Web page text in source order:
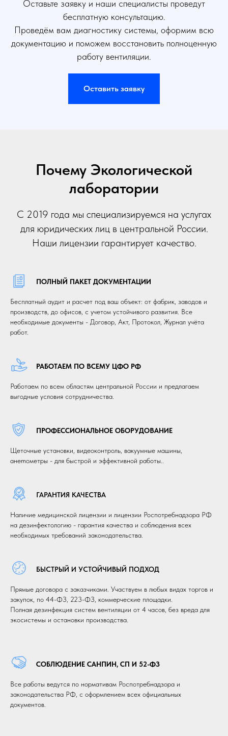
Оставьте заявку и наши специалисты проведут
бесплатную консультацию.
Проведём вам диагностику системы, оформим всю
документацию и поможем восстановить полноценную
работу вентиляции.
Оставить заявку
Почему Экологической
лаборатории
С 2019 года мы специализируемся на услугах
для юридических лиц в центральной России.
Наши лицензии гарантирует качество.
ПОЛНЫЙ ПАКЕТ ДОКУМЕНТАЦИИ
Бесплатный аудит и расчет под ваш объект: от фабрик, заводов и
производств, до офисов, с учетом устойчивого развития. Все
необходимые документы - Договор, Акт, Протокол, Журнал учёта
работ.
РАБОТАЕМ ПО ВСЕМУ ЦФО РФ
Работаем по всем областям центральной России и предлагаем
выгодные условия сотрудничества.
ПРОФЕССИОНАЛЬНОЕ ОБОРУДОВАНИЕ
Щеточные установки, видеоконтроль, вакуумные машины,
анemометры - для быстрой и эффективной работы..
ГАРАНТИЯ КАЧЕСТВА
Наличие медицинской лицензии и лицензии Роспотребнадзора РФ
на дезинфектологию - гарантия качества и соблюдения всех
необходимых требований законодательства.
БЫСТРЫЙ И УСТОЙЧИВЫЙ ПОДХОД
Прямые договора с заказчиками. Участвуем в любых видах торгов и
закупок, по 44-ФЗ, 223-ФЗ, коммерческие площадки.
Полная дезинфекция систем вентиляции от 4 часов, без вреда для
экосистемы и остановки производства.
СОБЛЮДЕНИЕ САНПИН, СП И 52-ФЗ
Все работы ведутся по нормативам Роспотребнадзора и
законодательства РФ, с оформлением всех официальных
документов.